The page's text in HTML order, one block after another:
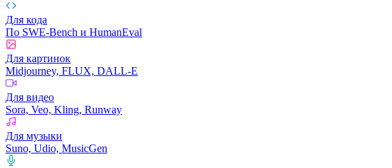
Для кода
По SWE-Bench и HumanEval
Для картинок
Midjourney, FLUX, DALL-E
Для видео
Sora, Veo, Kling, Runway
Для музыки
Suno, Udio, MusicGen